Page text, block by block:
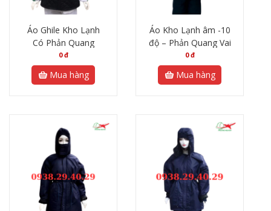
Áo Ghile Kho Lạnh
Có Phản Quang
0đ
Mua hàng
Áo Kho Lạnh âm -10
độ – Phản Quang Vai
0đ
Mua hàng